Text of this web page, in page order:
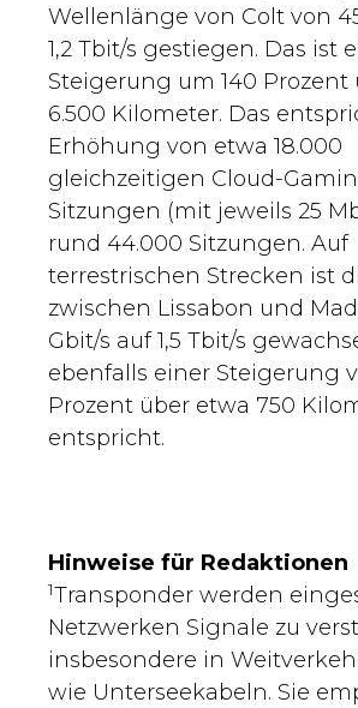
Wellenlänge von Colt von
1,2 Tbit/s gestiegen. Das ist
Steigerung um 140 Prozent
6.500 Kilometer. Das
Erhöhung von etwa 18.000
gleichzeitigen Cloud-
Sitzungen (mit jeweils 25
rund 44.000 Sitzungen. Auf
terrestrischen Strecken ist
zwischen Lissabon und
Gbit/s auf 1,5 Tbit/s
ebenfalls einer Steigerung
Prozent über etwa 750
entspricht.
Hinweise für Redaktionen
1Transponder werden
Netzwerken Signale zu
insbesondere in
wie Unterseekabeln. Sie